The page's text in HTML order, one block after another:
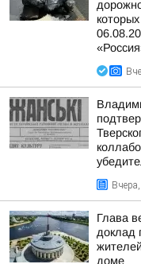
Глава
доклад
доме